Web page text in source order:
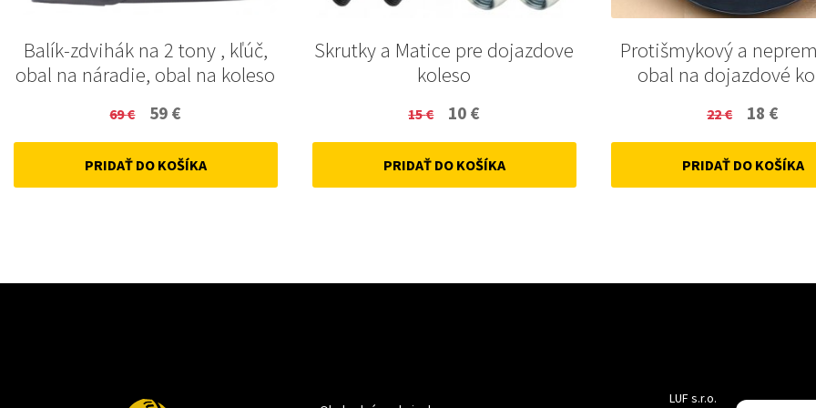
Balík-zdvihák na 2 tony , kľúč,
obal na náradie, obal na koleso
69€
Original
price
was:
59 €
price
is:
PRIDAŤ DO KOŠÍKA
Skrutky a Matice pre dojazdove
koleso
15€
Original
price
was:
10 €
price
is:
PRIDAŤ DO KOŠÍKA
Protišmykový a
obal na dojazdové
22€
Original
price
was:
18 €
price
is:
PRIDAŤ DO KOŠÍKA
LUF s.r.o.